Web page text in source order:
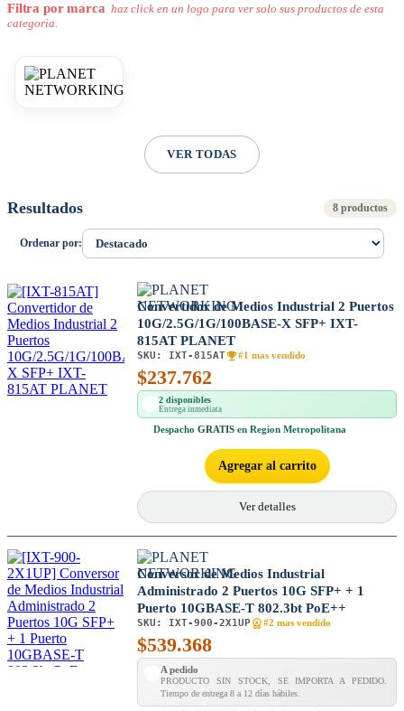
Filtra por marca haz click en un logo para ver solo sus productos de esta
categoria.
VER TODAS
Resultados 8 productos
Ordenar por:
Convertidor de Medios Industrial 2 Puertos
10G/2.5G/1G/100BASE-X SFP+ IXT-
815AT PLANET
SKU: IXT-815AT #1 mas vendido
$237.762
2 disponibles
Entrega inmediata
Despacho GRATIS en Region Metropolitana
Agregar al carrito
Ver detalles
Conversor de Medios Industrial
Administrado 2 Puertos 10G SFP+ + 1
Puerto 10GBASE-T 802.3bt PoE++
SKU: IXT-900-2X1UP #2 mas vendido
$539.368
A pedido
PRODUCTO SIN STOCK, SE IMPORTA A PEDIDO.
Tiempo de entrega 8 a 12 días hábiles.